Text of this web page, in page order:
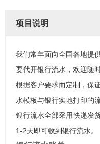
项目说明
我们常年面向全国各地提
要代开银行流水，欢迎随
根据客户要求而定制，保
水模板与银行实地打印的
银行流水全部采用快递发
1-2天即可收到银行流水。